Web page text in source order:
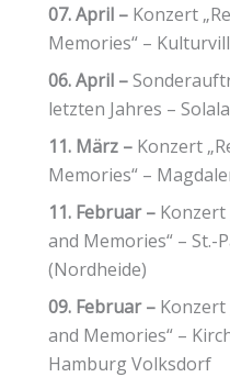
07. April – Konzert
Memories“ –
06. April –
letzten Jahres –
11. März – Konzert
Memories“ –
11. Februar – Konzert
and Memories“ – St.-
(Nordheide)
09. Februar – Konzert
and Memories“ –
Hamburg Volksdorf